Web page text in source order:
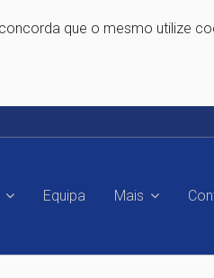
que o mesmo utilize
Equipa Mais